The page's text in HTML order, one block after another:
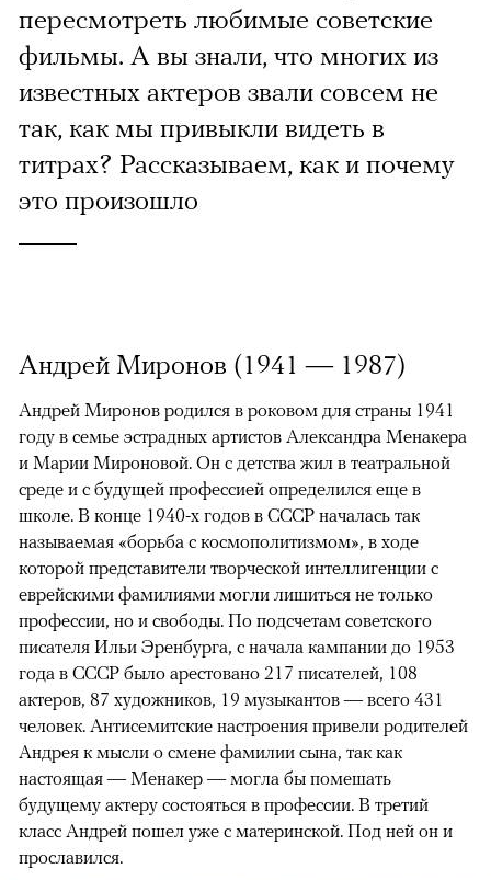
пересмотреть любимые советские
фильмы. А вы знали, что многих из
известных актеров звали совсем не
так, как мы привыкли видеть в
титрах? Рассказываем, как и почему
это произошло
Андрей Миронов (1941 — 1987)
Андрей Миронов родился в роковом для страны 1941
году в семье эстрадных артистов Александра Менакера
и Марии Мироновой. Он с детства жил в театральной
среде и с будущей профессией определился еще в
школе. В конце 1940-х годов в СССР началась так
называемая «борьба с космополитизмом», в ходе
которой представители творческой интеллигенции с
еврейскими фамилиями могли лишиться не только
профессии, но и свободы. По подсчетам советского
писателя Ильи Эренбурга, с начала кампании до 1953
года в СССР было арестовано 217 писателей, 108
актеров, 87 художников, 19 музыкантов — всего 431
человек. Антисемитские настроения привели родителей
Андрея к мысли о смене фамилии сына, так как
настоящая — Менакер — могла бы помешать
будущему актеру состояться в профессии. В третий
класс Андрей пошел уже с материнской. Под ней он и
прославился.